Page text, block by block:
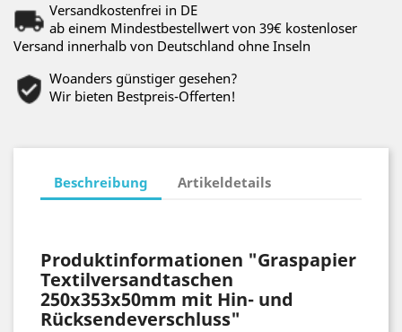
Versandkostenfrei in DE
ab einem Mindestbestellwert von 39€ kostenloser
Versand innerhalb von Deutschland ohne Inseln
Woanders günstiger gesehen?
Wir bieten Bestpreis-Offerten!
Beschreibung Artikeldetails
Produktinformationen "Graspapier
Textilversandtaschen
250x353x50mm mit Hin- und
Rücksendeverschluss"